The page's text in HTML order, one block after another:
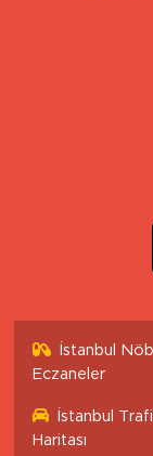
İstanbul
Eczaneler
İstanbul
Haritası